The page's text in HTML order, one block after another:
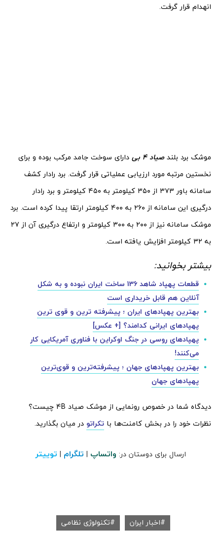
انهدام قرار گرفت.
موشک برد بلندصیاد 4 بی
دارای سوخت جامد مرکب بوده و برای
نخستین مرتبه مورد ارزیابی عملیاتی قرار گرفت. برد رادار کشف
سامانه باور ۳۷۳ از ۳۵۰ کیلومتر به ۴۵۰ کیلومتر و برد رادار
درگیری این سامانه از ۲۶۰ به ۴۰۰ کیلومتر ارتقا پیدا کرده است. برد
موشک سامانه نیز از ۲۰۰ به ۳۰۰ کیلومتر و ارتفاع درگیری آن از ۲۷
به ۳۲ کیلومتر افزایش یافته است.
بیشتر بخوانید:
قطعات پهپاد شاهد 136 ساخت ایران نبوده و به شکل
آنلاین هم قابل خریداری است
بهترین پهپادهای ایران ؛ پیشرفته ترین و قوی ترین
پهپادهای ایرانی کدامند؟ [+ عکس]
پهپادهای روسی در جنگ اوکراین با فناوری آمریکایی کار
می‌کنند!
بهترین پهپادهای جهان ؛ پیشرفته‌ترین و قوی‌ترین
پهپادهای جهان
دیدگاه شما در خصوص رونمایی از موشک صیاد 4B چیست؟‌
نظرات خود را در بخش کامنت‌ها با تکراتو در میان بگذارید.
ارسال برای دوستان در: واتساپ | تلگرام | توییتر
اخبار ایران تکنولوژی نظامی